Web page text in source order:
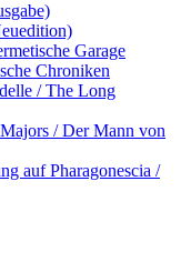
Garage
Chroniken
/ The Long
/ Der Mann von
auf Pharagonescia /